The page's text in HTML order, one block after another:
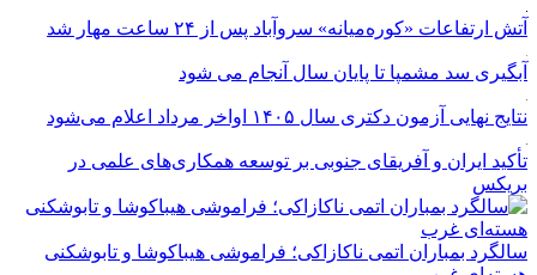
آتش ارتفاعات «کوره‌میانه» سروآباد پس از ۲۴ ساعت مهار شد
آبگیری سد مشمپا تا پایان سال آنجام می شود
نتایج نهایی آزمون دکتری سال ۱۴۰۵ اواخر مرداد اعلام می‌شود
تأکید ایران و آفریقای جنوبی بر توسعه همکاری‌های علمی در
بریکس
سالگرد بمباران اتمی ناکازاکی؛ فراموشی هیباکوشا و تابوشکنی